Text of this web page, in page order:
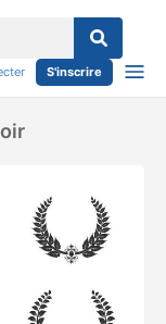
S'inscrire